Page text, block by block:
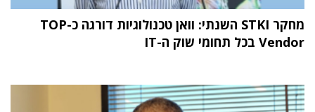
מחקר STKI השנתי: וואן טכנולוגיות דורגה כ-TOP
Vendor בכל תחומי שוק ה-IT